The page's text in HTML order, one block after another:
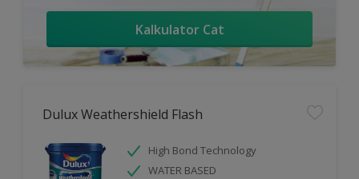
Kalkulator Cat
Dulux Weathershield Flash
High Bond Technology
WATER BASED